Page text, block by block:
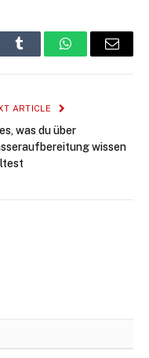
Tumblr WhatsAppEmail
ARTICLE
was du über
wissen